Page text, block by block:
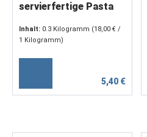
servierfertige Pasta
ohne Ei (2 x 150 g)
Inhalt: 0.3 Kilogramm (18,00 € /
1 Kilogramm)
5,40 €